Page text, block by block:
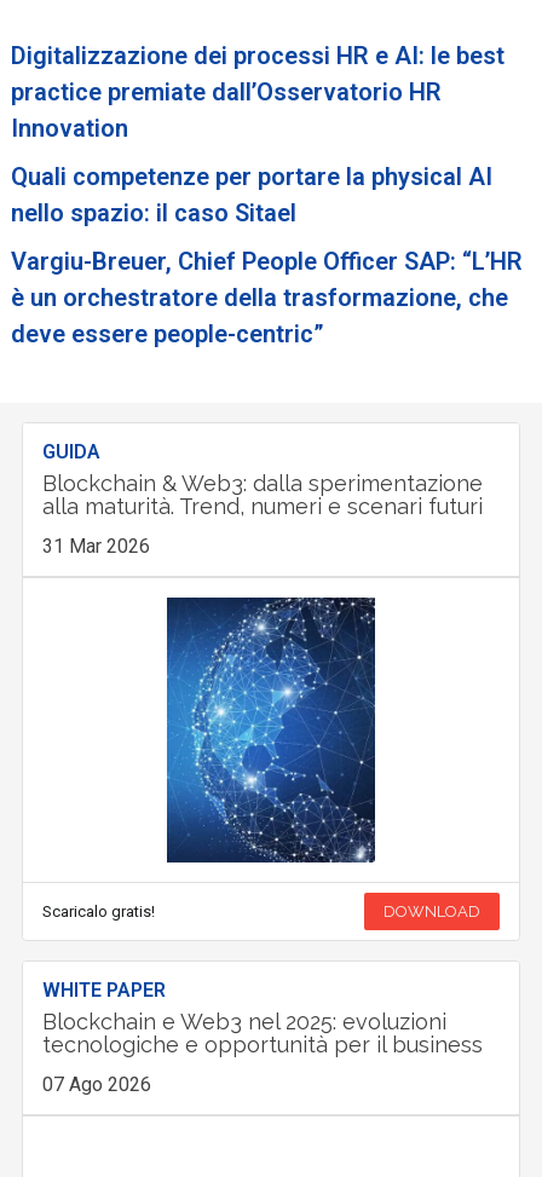
Digitalizzazione dei processi HR e AI: le best
practice premiate dall’Osservatorio HR
Innovation
Quali competenze per portare la physical AI
nello spazio: il caso Sitael
Vargiu-Breuer, Chief People Officer SAP: “L’HR
è un orchestratore della trasformazione, che
deve essere people-centric”
GUIDA
Blockchain & Web3: dalla sperimentazione
alla maturità. Trend, numeri e scenari futuri
31 Mar 2026
Scaricalo gratis! DOWNLOAD
WHITE PAPER
Blockchain e Web3 nel 2025: evoluzioni
tecnologiche e opportunità per il business
07 Ago 2026